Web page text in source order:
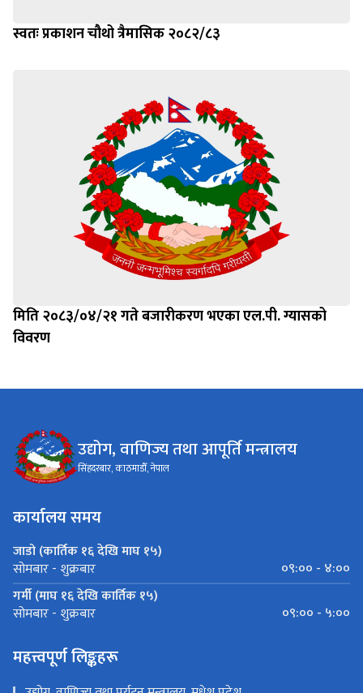
स्वतः प्रकाशन चौथो त्रैमासिक २०८२/८३
मिति २०८३/०४/२१ गते बजारीकरण भएका एल.पी. ग्यासको
विवरण
उद्योग, वाणिज्य तथा आपूर्ति मन्त्रालय
सिंहदरबार, काठमाडौँ, नेपाल
कार्यालय समय
जाडो (कार्तिक १६ देखि माघ १५)
सोमबार - शुक्रबार
०९:०० - ४:००
गर्मी (माघ १६ देखि कार्तिक १५)
सोमबार - शुक्रबार ०९:०० - ५:००
महत्त्वपूर्ण लिङ्कहरू